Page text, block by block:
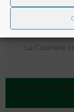
La Cocinera